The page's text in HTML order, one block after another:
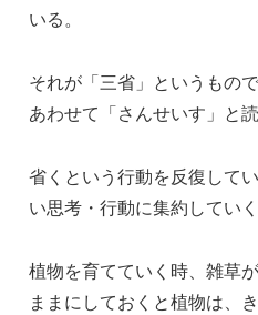
いる。
それが「三省」というもの
あわせて「さんせいす」と読
省くという行動を反復して
い思考・行動に集約してい
植物を育てていく時、雑草
ままにしておくと植物は、